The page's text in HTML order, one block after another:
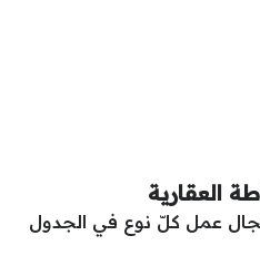
العقارية
عمل كلّ نوع في الجدول